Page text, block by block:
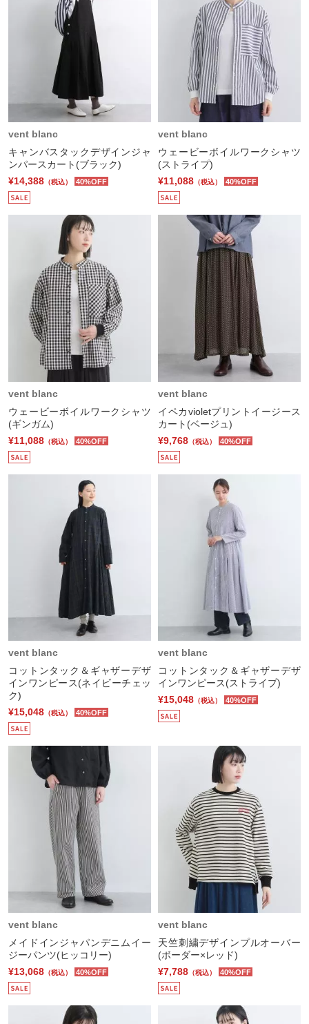
vent blanc
キャンバスタックデザインジャ
ンパースカート(ブラック)
¥14,388 （税込） 40%OFF
vent blanc
ウェービーボイルワークシャツ
(ストライプ)
¥11,088 （税込） 40%OFF
vent blanc
ウェービーボイルワークシャツ
(ギンガム)
¥11,088 （税込） 40%OFF
vent blanc
イペカvioletプリントイージース
カート(ベージュ)
¥9,768 （税込） 40%OFF
vent blanc
コットンタック＆ギャザーデザ
インワンピース(ネイビーチェッ
ク)
¥15,048 （税込） 40%OFF
vent blanc
コットンタック＆ギャザーデザ
インワンピース(ストライプ)
¥15,048 （税込） 40%OFF
vent blanc
メイドインジャパンデニムイー
ジーパンツ(ヒッコリー)
¥13,068 （税込） 40%OFF
vent blanc
天竺刺繍デザインプルオーバー
(ボーダー×レッド)
¥7,788 （税込） 40%OFF